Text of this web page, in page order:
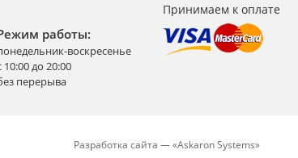
работы:
воскресенье
10:00 до 20:00
перерыва
Принимаем к оплате
Разработка сайта —«Askaron Systems»